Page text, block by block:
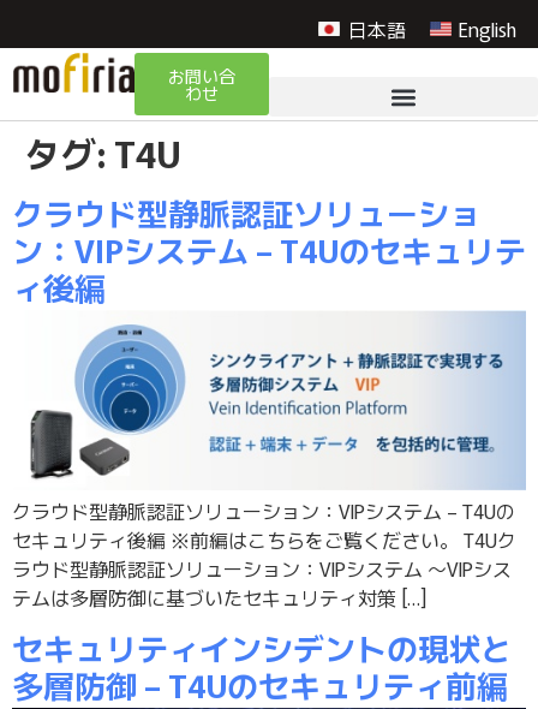
日本語 English
お問い合
わせ
タグ: T4U
クラウド型静脈認証ソリューショ
ン：VIPシステム – T4Uのセキュリテ
ィ後編
クラウド型静脈認証ソリューション：VIPシステム – T4Uの
セキュリティ後編 ※前編はこちらをご覧ください。 T4Uク
ラウド型静脈認証ソリューション：VIPシステム ～VIPシス
テムは多層防御に基づいたセキュリティ対策 […]
セキュリティインシデントの現状と
多層防御 – T4Uのセキュリティ前編